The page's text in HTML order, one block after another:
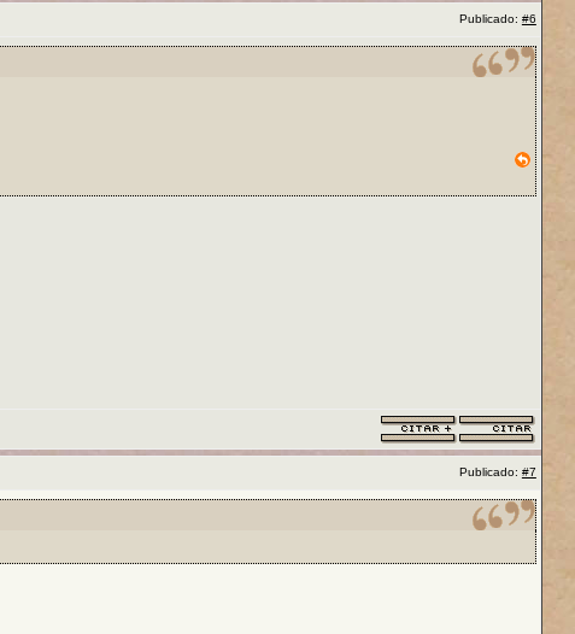
Publicado: #6
Publicado: #7